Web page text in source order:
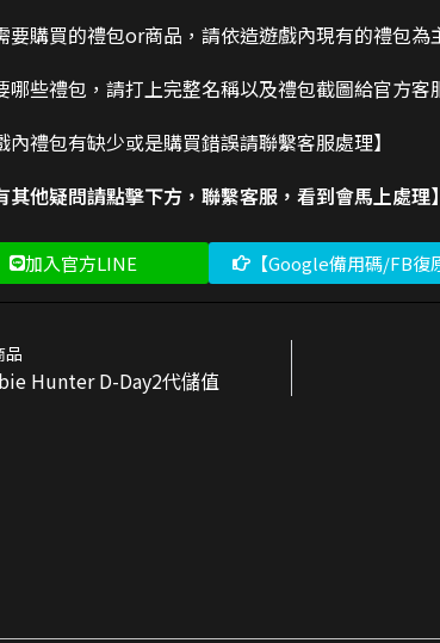
要購買的禮包or商品，請依造遊戲內現有的禮包為
哪些禮包，請打上完整名稱以及禮包截圖給官方客
內禮包有缺少或是購買錯誤請聯繫客服處理】
其他疑問請點擊下方，聯繫客服，看到會馬上處理】
加入官方LINE 【Google備用碼/FB復
品
Hunter D-Day2代儲值